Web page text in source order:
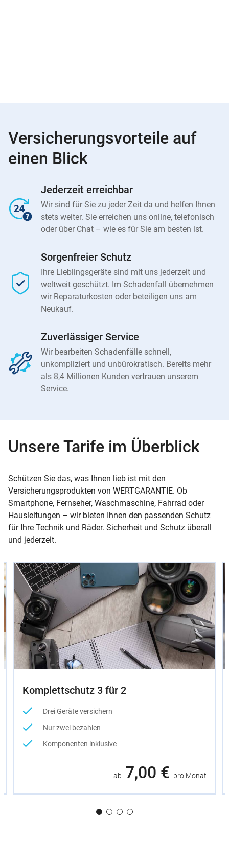
Versicherungsvorteile auf
einen Blick
Jederzeit erreichbar
Wir sind für Sie zu jeder Zeit da und helfen Ihnen
stets weiter. Sie erreichen uns online, telefonisch
oder über Chat – wie es für Sie am besten ist.
Sorgenfreier Schutz
Ihre Lieblingsgeräte sind mit uns jederzeit und
weltweit geschützt. Im Schadenfall übernehmen
wir Reparaturkosten oder beteiligen uns am
Neukauf.
Zuverlässiger Service
Wir bearbeiten Schadenfälle schnell,
unkompliziert und unbürokratisch. Bereits mehr
als 8,4 Millionen Kunden vertrauen unserem
Service.
Unsere Tarife im Überblick
Schützen Sie das, was Ihnen lieb ist mit den
Versicherungsprodukten von WERTGARANTIE. Ob
Smartphone, Fernseher, Waschmaschine, Fahrrad oder
Hausleitungen – wir bieten Ihnen den passenden Schutz
für Ihre Technik und Räder. Sicherheit und Schutz überall
und jederzeit.
Slider
Instructions
Komplettschutz 3 für 2
Drei Geräte versichern
Nur zwei bezahlen
Komponenten inklusive
ab 7,00 € pro Monat